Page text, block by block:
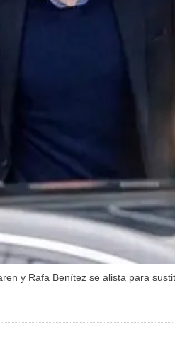
y Rafa Benítez se alista para